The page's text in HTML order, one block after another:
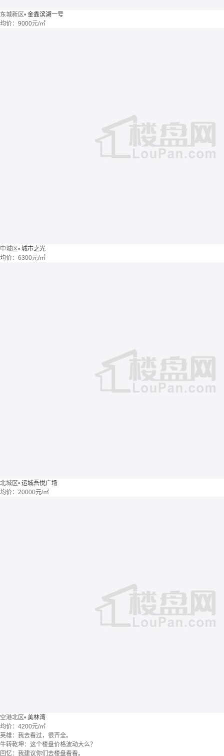
东城新区• 金鑫滨湖一号
均价： 9000元/㎡
中城区• 城市之光
均价： 6300元/㎡
北城区• 运城吾悦广场
均价： 20000元/㎡
空港北区• 美林湾
均价： 4200元/㎡
英雄：我去看过，很齐全。
牛转乾坤：这个楼盘价格波动大么？
回忆：我建议你们去楼盘看看。